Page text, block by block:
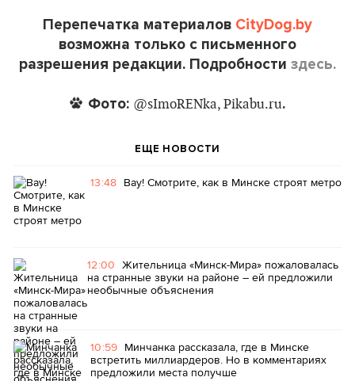
Перепечатка материалов CityDog.by
возможна только с письменного
разрешения редакции. Подробности здесь.
Фото: @sImoRENka, Pikabu.ru.
ЕЩЕ НОВОСТИ
13:48 Вау! Смотрите, как в Минске строят метро
12:00 Жительница «Минск-Мира» пожаловалась
на странные звуки на районе – ей предложили
необычные объяснения
10:59 Минчанка рассказала, где в Минске
встретить миллиардеров. Но в комментариях
предложили места получше